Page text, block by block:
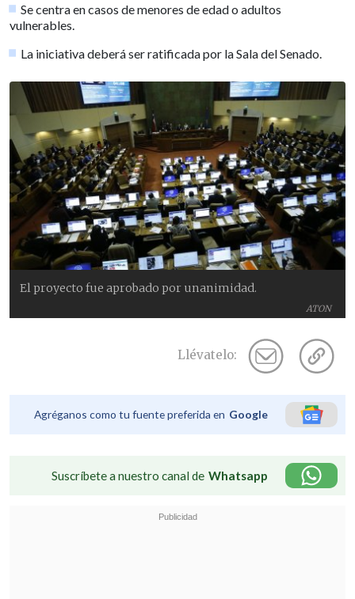
Se centra en casos de menores de edad o adultos
vulnerables.
La iniciativa deberá ser ratificada por la Sala del Senado.
ATON
El proyecto fue aprobado por unanimidad.
Llévatelo:
Agréganos como tu fuente preferida en Google
Suscríbete a nuestro canal de Whatsapp